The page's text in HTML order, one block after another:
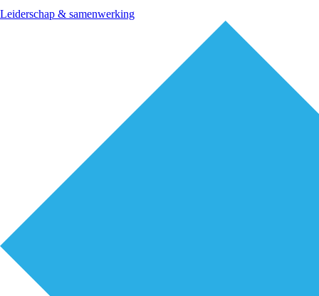
Leiderschap & samenwerking